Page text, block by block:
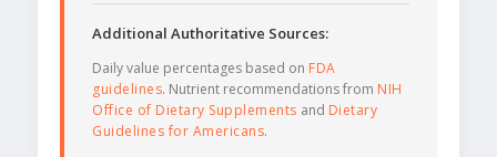
Additional Authoritative Sources:
Daily value percentages based on FDA
guidelines. Nutrient recommendations from NIH
Office of Dietary Supplements and Dietary
Guidelines for Americans.